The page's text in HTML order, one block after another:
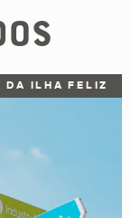
DA ILHA FELIZ